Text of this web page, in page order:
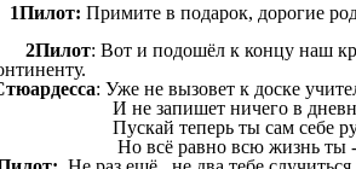
1Пилот: Примите в подарок, дорогие
: Вот и подошёл к концу наш
: Уже не вызовет к доске
не запишет ничего в
теперь ты сам себе
всё равно всю жизнь ты -